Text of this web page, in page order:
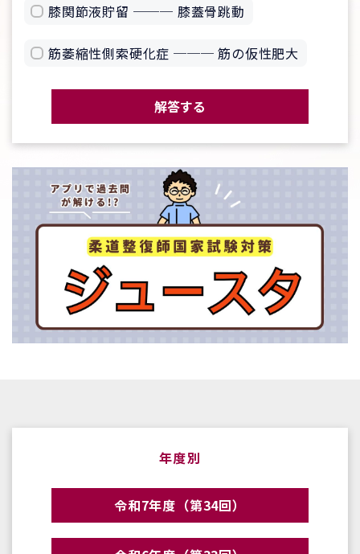
膝関節液貯留 ─── 膝蓋骨跳動
筋萎縮性側索硬化症 ─── 筋の仮性肥大
解答する
年度別
令和7年度（第34回）